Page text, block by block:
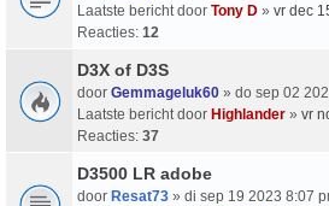
Laatste bericht door Tony D » vr dec
Reacties: 12
D3X of D3S
door Gemmageluk60 » do sep 02
Laatste bericht door Highlander » vr
Reacties: 37
D3500 LR adobe
door Resat73 » di sep 19 2023 8:07